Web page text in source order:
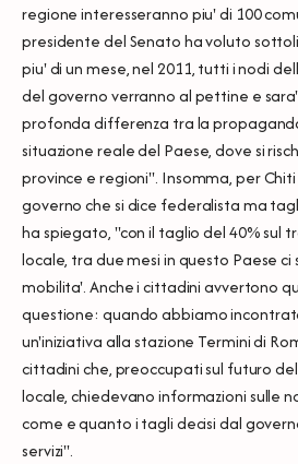
regione interesseranno piu' di 100
presidente del Senato ha voluto
piu' di un mese, nel 2011, tutti i nodi
del governo verranno al pettine e
profonda differenza tra la
situazione reale del Paese, dove si
province e regioni". Insomma, per
governo che si dice federalista ma
ha spiegato, "con il taglio del 40% sul
locale, tra due mesi in questo Paese
mobilita'. Anche i cittadini avvertono
questione: quando abbiamo
un'iniziativa alla stazione Termini di
cittadini che, preoccupati sul futuro
locale, chiedevano informazioni sulle
come e quanto i tagli decisi dal
servizi".